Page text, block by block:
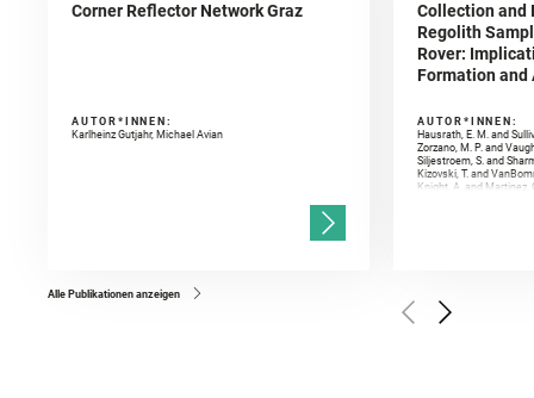
Corner Reflector Network Graz
AUTOR*INNEN:
Karlheinz Gutjahr, Michael Avian
Collection and
Regolith
Rover:
Formation
AUTOR*INNEN:
Hausrath, E. M. and
Zorzano, M. P. and
Siljestroem, S. and
Kizovski, T. and
Knight, A. and Martinez,
Golombek, M. and
Herkenhoff, K. and
Alle Publikationen anzeigen